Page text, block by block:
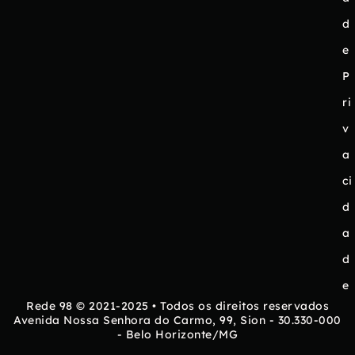
d
e
P
ri
v
a
ci
d
a
d
e
Rede 98 © 2021-2025 • Todos os direitos reservados
Avenida Nossa Senhora do Carmo, 99, Sion - 30.330-000
- Belo Horizonte/MG